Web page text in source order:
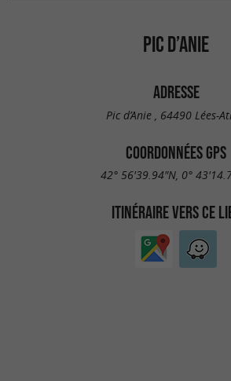
PIC D’ANIE
ADRESSE
Pic d’Anie , 64490 Lées-
COORDONNÉES GPS
42° 56'39.94"N, 0°
ITINÉRAIRE VERS CE